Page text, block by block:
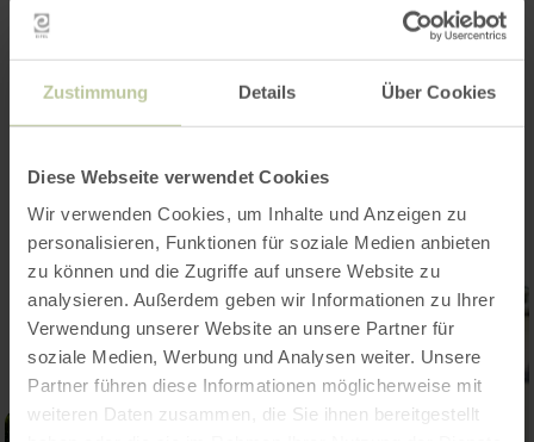
Zustimmung Details Über Cookies
Diese Webseite verwendet Cookies
Wir verwenden Cookies, um Inhalte und Anzeigen zu
personalisieren, Funktionen für soziale Medien anbieten
zu können und die Zugriffe auf unsere Website zu
analysieren. Außerdem geben wir Informationen zu Ihrer
Verwendung unserer Website an unsere Partner für
soziale Medien, Werbung und Analysen weiter. Unsere
Partner führen diese Informationen möglicherweise mit
weiteren Daten zusammen, die Sie ihnen bereitgestellt
Your mobile number
Impressions